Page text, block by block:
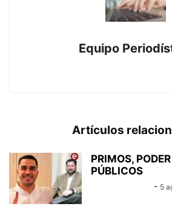
Equipo
Artículos
PRIMOS,
PÚBLICOS
- 5